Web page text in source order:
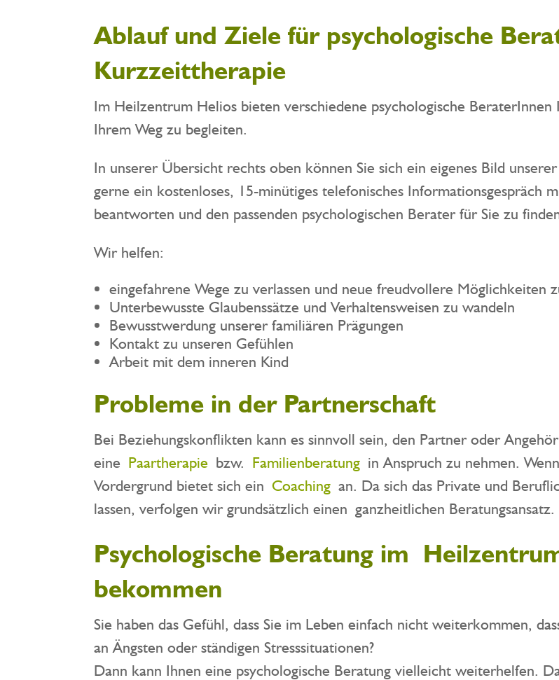
Ablauf und Ziele für psychologische
Kurzzeittherapie
Im Heilzentrum Helios bieten verschiedene psychologische
Ihrem Weg zu begleiten.
In unserer Übersicht rechts oben können Sie sich ein eigenes Bild
gerne ein kostenloses, 15-minütiges telefonisches Informationsgespräch
beantworten und den passenden psychologischen Berater für Sie zu
Wir helfen:
eingefahrene Wege zu verlassen und neue freudvollere Möglichkeiten
Unterbewusste Glaubenssätze und Verhaltensweisen zu wandeln
Bewusstwerdung unserer familiären Prägungen
Kontakt zu unseren Gefühlen
Arbeit mit dem inneren Kind
Probleme in der Partnerschaft
Bei Beziehungskonflikten kann es sinnvoll sein, den Partner oder
eine Paartherapie bzw. Familienberatung in Anspruch zu nehmen.
Vordergrund bietet sich einCoachingan. Da sich das Private und
lassen, verfolgen wir grundsätzlich einen ganzheitlichen Beratungsansatz.
Psychologische Beratung im
bekommen
Sie haben das Gefühl, dass Sie im Leben einfach nicht weiterkommen,
an Ängsten oder ständigen Stresssituationen?
Dann kann Ihnen eine psychologische Beratung vielleicht weiterhelfen.